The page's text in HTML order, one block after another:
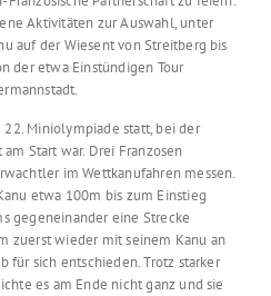
Aktivitäten zur Auswahl, unter
auf der Wiesent von Streitberg bis
der etwa Einstündigen Tour
Miniolympiade statt, bei der
Start war. Drei Franzosen
im Wettkanufahren messen.
etwa 100m bis zum Einstieg
gegeneinander eine Strecke
zuerst wieder mit seinem Kanu an
für sich entschieden. Trotz starker
es am Ende nicht ganz und sie